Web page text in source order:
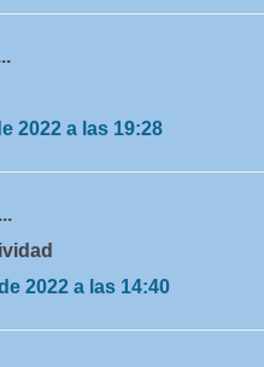
2022 a las 19:28
2022 a las 14:40